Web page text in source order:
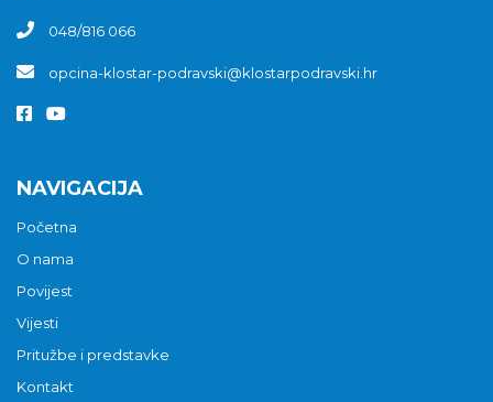
048/816 066
opcina-klostar-podravski@klostarpodravski.hr
NAVIGACIJA
Početna
O nama
Povijest
Vijesti
Pritužbe i predstavke
Kontakt